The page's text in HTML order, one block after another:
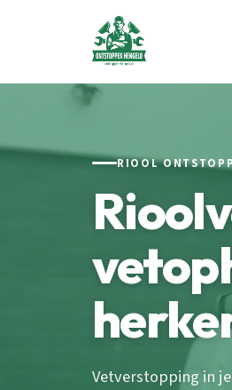
RIOOL
Vetverstopping in